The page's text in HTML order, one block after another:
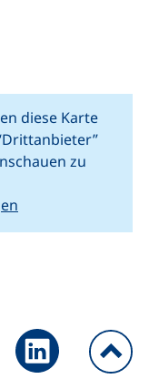
öffnet neues
diese Karte
zu
Facebook teilen
Seite über